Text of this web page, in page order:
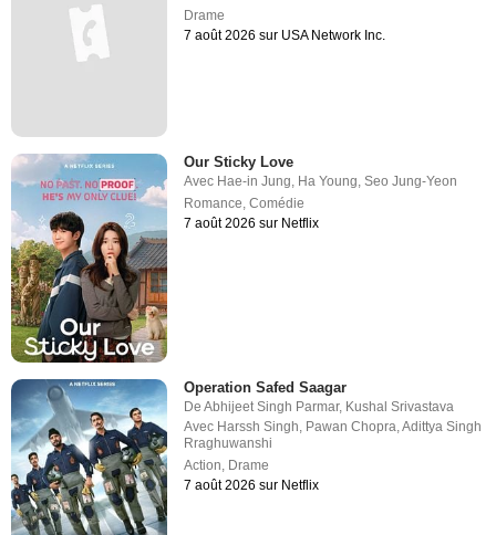
Drame
7 août 2026 sur USA Network Inc.
Our Sticky Love
Avec Hae-in Jung, Ha Young,Seo Jung-Yeon
Romance,Comédie
7 août 2026 sur Netflix
Operation Safed Saagar
DeAbhijeet Singh Parmar, Kushal Srivastava
Avec Harssh Singh Pawan Chopra ,Adittya Singh
Rraghuwanshi
Action Drame
7 août 2026 sur Netflix